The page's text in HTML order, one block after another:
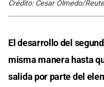
Crédito: Cesar Olmedo/
El desarrollo del
misma manera hasta
salida por parte del